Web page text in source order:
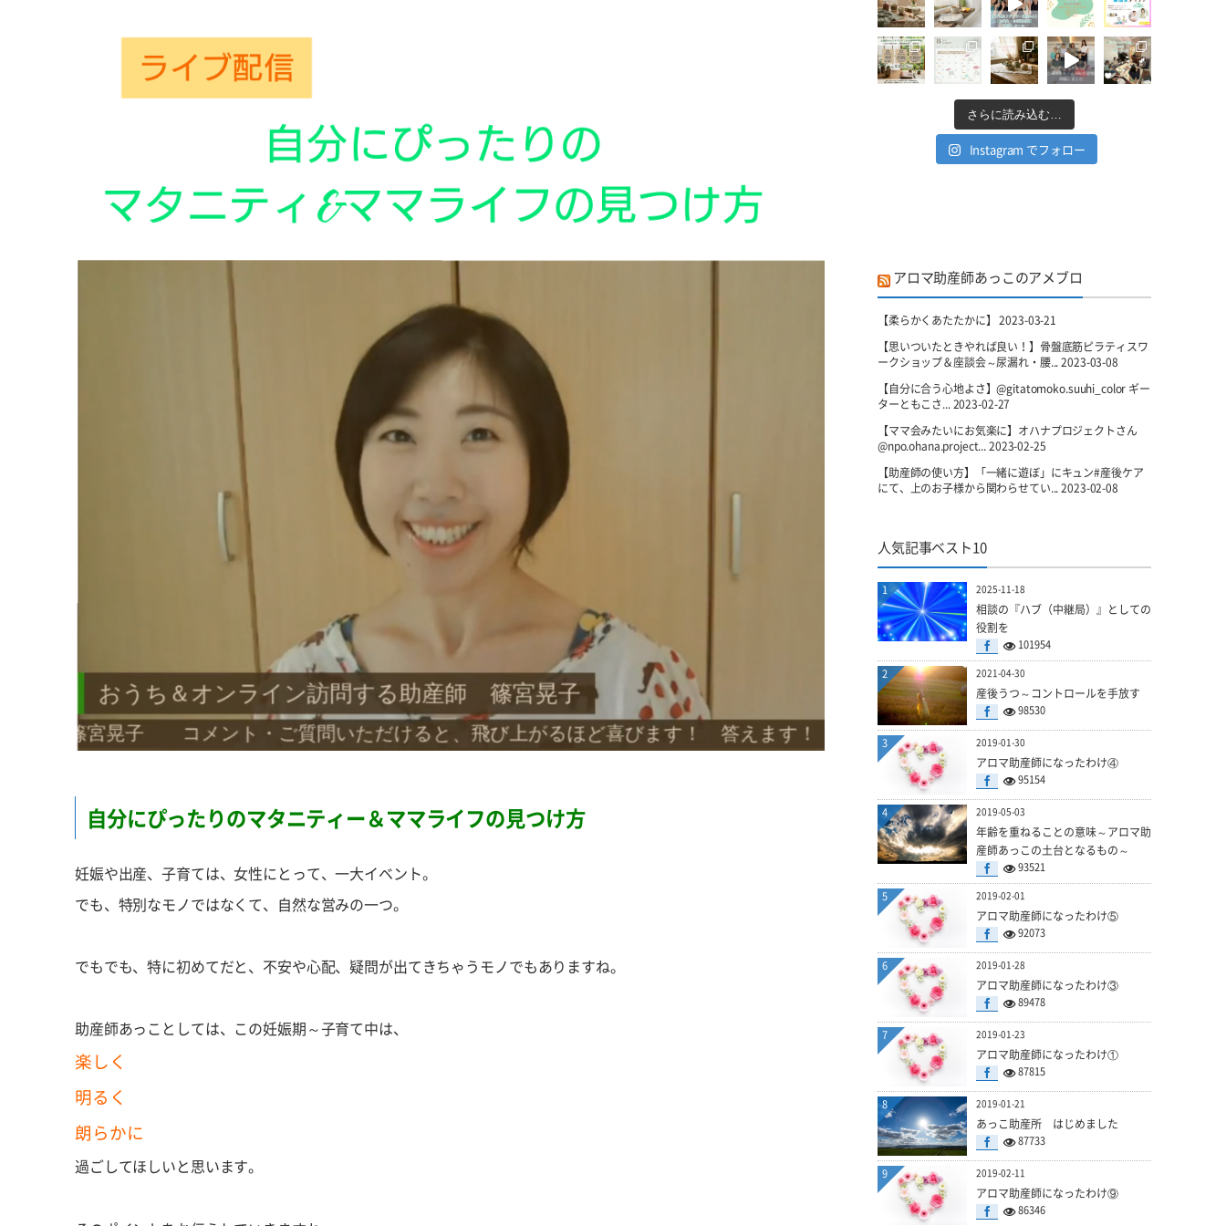
自分にぴったりのマタニティー＆ママライフの見つけ方
妊娠や出産、子育ては、女性にとって、一大イベント。
でも、特別なモノではなくて、自然な営みの一つ。
でもでも、特に初めてだと、不安や心配、疑問が出てきちゃうモノでもありますね。
助産師あっことしては、この妊娠期～子育て中は、
楽しく
明るく
朗らかに
過ごしてほしいと思います。
さらに読み込む…
Instagram でフォロー
アロマ助産師あっこのアメブロ
【柔らかくあたたかに】 2023-03-21
【思いついたときやれば良い！】骨盤底筋ピラティスワ
ークショップ＆座談会～尿漏れ・腰...2023-03-08
【自分に合う心地よさ】@gitatomoko.suuhi_color ギー
ターともこさ...2023-02-27
【ママ会みたいにお気楽に】オハナプロジェクトさん
@npo.ohana.project...2023-02-25
【助産師の使い方】「一緒に遊ぼ」にキュン#産後ケア
にて、上のお子様から関わらせてい...2023-02-08
人気記事ベスト10
2025-11-18
相談の『ハブ（中継局）』としての
役割を
101954
1
2021-04-30
産後うつ～コントロールを手放す
98530
2
2019-01-30
アロマ助産師になったわけ④
95154
3
2019-05-03
年齢を重ねることの意味～アロマ助
産師あっこの土台となるもの～
93521
4
2019-02-01
アロマ助産師になったわけ⑤
92073
5
2019-01-28
アロマ助産師になったわけ③
89478
6
2019-01-23
アロマ助産師になったわけ①
87815
7
2019-01-21
あっこ助産所 はじめました
87733
8
2019-02-11
アロマ助産師になったわけ⑨
86346
9